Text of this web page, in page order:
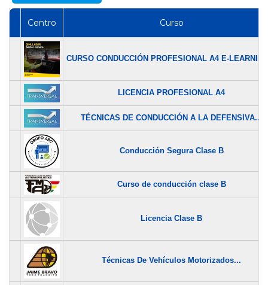
Centro Curso
CURSO CONDUCCIÓN PROFESIONAL A4 E-
LICENCIA PROFESIONAL A4
TÉCNICAS DE CONDUCCIÓN A LA DEFENSIVA...
Conducción Segura Clase B
Curso de conducción clase B
Licencia Clase B
Técnicas De Vehículos Motorizados...